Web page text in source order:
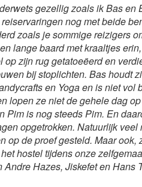
gezellig zoals ik Bas en
nog met beide
zoals je sommige reizigers
lange baard met kraaltjes
zijn rug getatoeëerd en
bij stoplichten. Bas houdt
en Yoga en is niet vol
lopen ze niet de gehele dag
Pim is nog steeds Pim. En
opgetrokken. Natuurlijk
op de proef gesteld. Maar
hostel tijdens onze
Hazes, Jiskefet en Hans